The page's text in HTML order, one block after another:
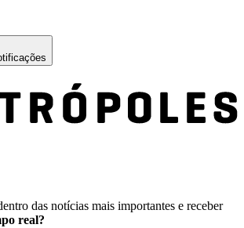
das notícias mais importantes e receber
real?